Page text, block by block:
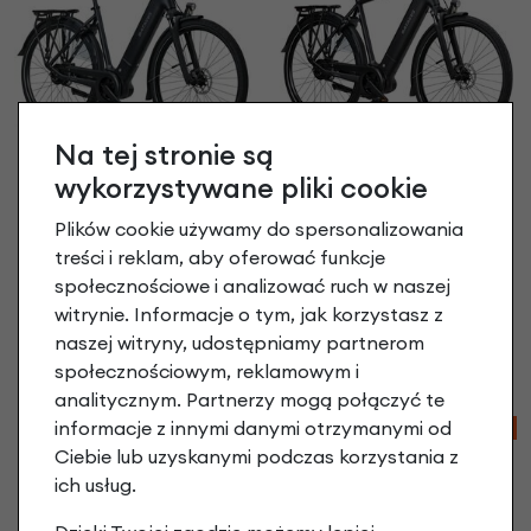
Rower elektryczny
Batavus Finez E-go
Power Exclusive Plus
Smart
Unisex Volcano Black Mat
18 999,00 zł
| -13%
16 529,13 zł
Porównaj
Rower elektryczny
Batavus Finez E-go
Power Exclusive Plus
Smart
Męski Volcano Black Mat
18 999,00 zł | -13%
16 529,13 zł
-20%
Na tej stronie są
wykorzystywane pliki cookie
Plików cookie używamy do spersonalizowania
treści i reklam, aby oferować funkcje
społecznościowe i analizować ruch w naszej
witrynie. Informacje o tym, jak korzystasz z
naszej witryny, udostępniamy partnerom
społecznościowym, reklamowym i
analitycznym. Partnerzy mogą połączyć te
informacje z innymi danymi otrzymanymi od
Ciebie lub uzyskanymi podczas korzystania z
ich usług.